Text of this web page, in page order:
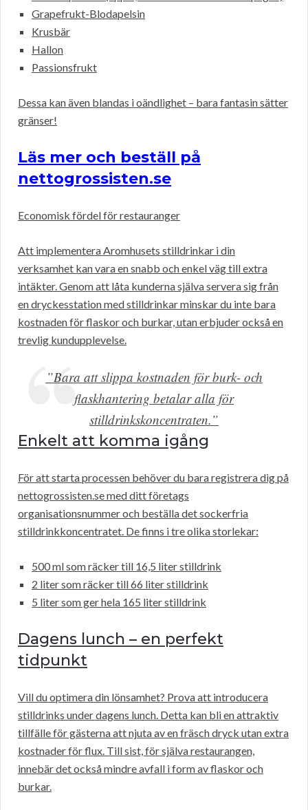
Grapefrukt-Blodapelsin
Krusbär
Hallon
Passionsfrukt
Dessa kan även blandas i oändlighet – bara fantasin sätter
gränser!
Läs mer och beställ på
nettogrossisten.se
Economisk fördel för restauranger
Att implementera Aromhusets stilldrinkar i din
verksamhet kan vara en snabb och enkel väg till extra
intäkter. Genom att låta kunderna själva servera sig från
en dryckesstation med stilldrinkar minskar du inte bara
kostnaden för flaskor och burkar, utan erbjuder också en
trevlig kundupplevelse.
”Bara att slippa kostnaden för burk- och
flaskhantering betalar alla för
stilldrinkskoncentraten.”
Enkelt att komma igång
För att starta processen behöver du bara registrera dig på
nettogrossisten.se med ditt företags
organisationsnummer och beställa det sockerfria
stilldrinkkoncentratet. De finns i tre olika storlekar:
500 ml som räcker till 16,5 liter stilldrink
2 liter som räcker till 66 liter stilldrink
5 liter som ger hela 165 liter stilldrink
Dagens lunch – en perfekt
tidpunkt
Vill du optimera din lönsamhet? Prova att introducera
stilldrinks under dagens lunch. Detta kan bli en attraktiv
tillfälle för gästerna att njuta av en fräsch dryck utan extra
kostnader för flux. Till sist, för själva restaurangen,
innebär det också mindre avfall i form av flaskor och
burkar.